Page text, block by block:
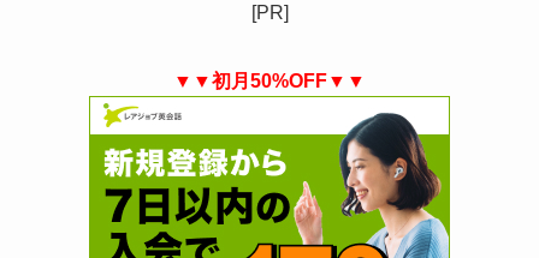
[PR]
▼▼初月50%OFF▼▼